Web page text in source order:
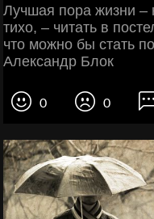
Лучшая пора жизни –
тихо, – читать в
что можно бы стать
Александр Блок
0 0